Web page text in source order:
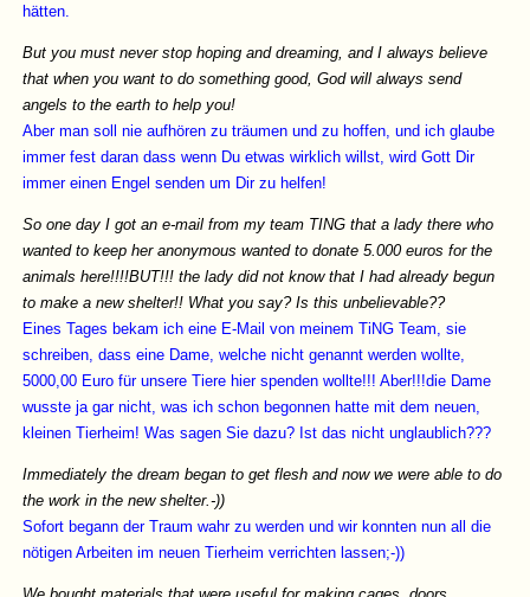
hätten.
But you must never stop hoping and dreaming, and I always believe
that when you want to do something good, God will always send
angels to the earth to help you!
Aber man soll nie aufhören zu träumen und zu hoffen, und ich glaube
immer fest daran dass wenn Du etwas wirklich willst, wird Gott Dir
immer einen Engel senden um Dir zu helfen!
So one day I got an e-mail from my team TING that a lady there who
wanted to keep her anonymous wanted to donate 5.000 euros for the
animals here!!!!BUT!!! the lady did not know that I had already begun
to make a new shelter!! What you say? Is this unbelievable??
Eines Tages bekam ich eine E-Mail von meinem TiNG Team, sie
schreiben, dass eine Dame, welche nicht genannt werden wollte,
5000,00 Euro für unsere Tiere hier spenden wollte!!! Aber!!!die Dame
wusste ja gar nicht, was ich schon begonnen hatte mit dem neuen,
kleinen Tierheim! Was sagen Sie dazu? Ist das nicht unglaublich???
Immediately the dream began to get flesh and now we were able to do
the work in the new shelter.-))
Sofort begann der Traum wahr zu werden und wir konnten nun all die
nötigen Arbeiten im neuen Tierheim verrichten lassen;-))